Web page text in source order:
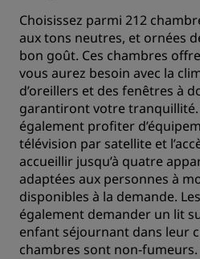
Choisissez parmi 212
aux tons neutres, et ornées
bon goût. Ces chambres
vous aurez besoin avec la
d’oreillers et des fenêtres à
garantiront votre
également profiter
télévision par satellite et
accueillir jusqu’à quatre
adaptées aux personnes à
disponibles à la demande.
également demander un lit
enfant séjournant dans leur
chambres sont non-fumeurs.